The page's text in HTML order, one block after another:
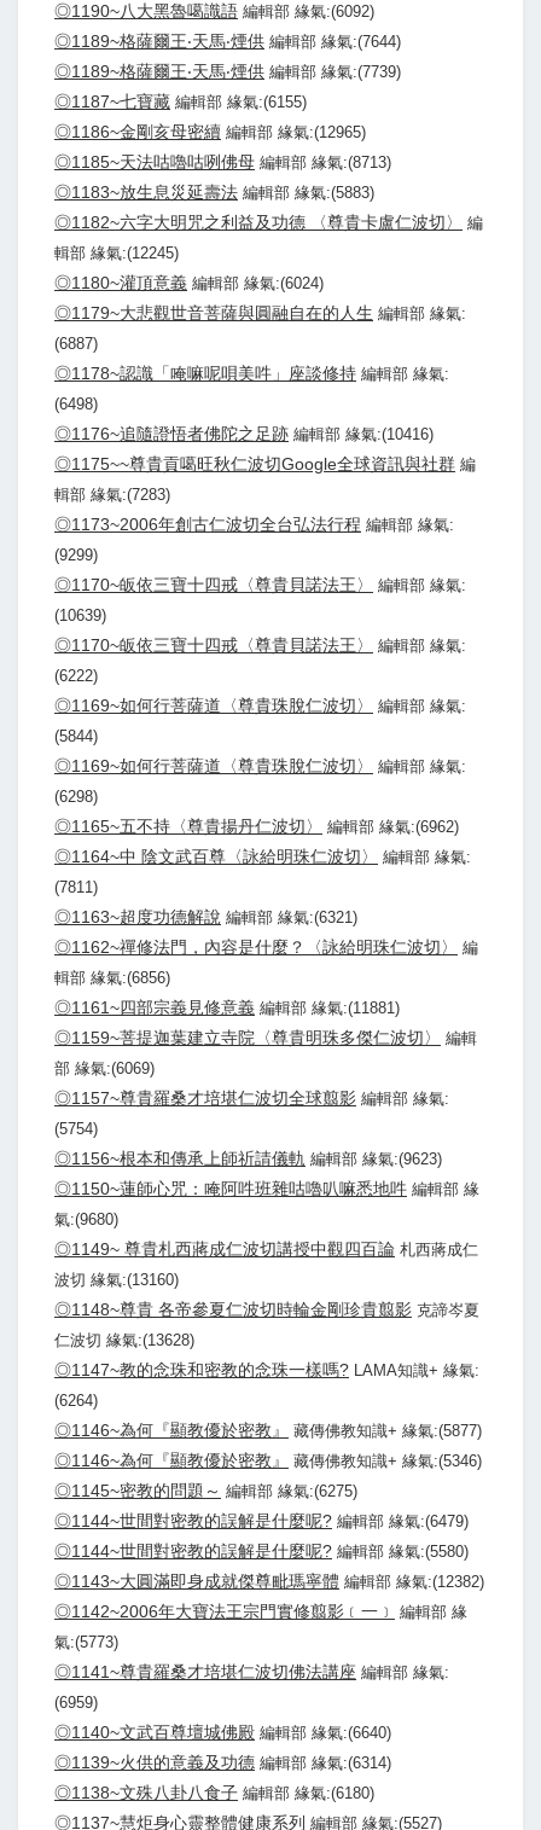
◎1190~八大黑魯噶識語 編輯部 緣氣:(6092)
◎1189~格薩爾王‧天馬‧煙供 編輯部 緣氣:(7644)
◎1189~格薩爾王‧天馬‧煙供 編輯部 緣氣:(7739)
◎1187~七寶藏 編輯部 緣氣:(6155)
◎1186~金剛亥母密續 編輯部 緣氣:(12965)
◎1185~天法咕嚕咕咧佛母 編輯部 緣氣:(8713)
◎1183~放生息災延壽法 編輯部 緣氣:(5883)
◎1182~六字大明咒之利益及功德 〈尊貴卡盧仁波切〉
編
輯部 緣氣:(12245)
◎1180~灌頂意義 編輯部 緣氣:(6024)
◎1179~大悲觀世音菩薩與圓融自在的人生 編輯部 緣氣:
(6887)
◎1178~認識「唵嘛呢唄美吽」座談修持 編輯部 緣氣:
(6498)
◎1176~追隨證悟者佛陀之足跡 編輯部 緣氣:(10416)
◎1175~~尊貴貢噶旺秋仁波切Google全球資訊與社群 編
輯部 緣氣:(7283)
◎1173~2006年創古仁波切全台弘法行程 編輯部 緣氣:
(9299)
◎1170~皈依三寶十四戒〈尊貴貝諾法王〉
編輯部 緣氣:
(10639)
◎1170~皈依三寶十四戒〈尊貴貝諾法王〉
編輯部 緣氣:
(6222)
◎1169~如何行菩薩道〈尊貴珠脫仁波切〉
編輯部 緣氣:
(5844)
◎1169~如何行菩薩道〈尊貴珠脫仁波切〉
編輯部 緣氣:
(6298)
◎1165~五不持〈尊貴揚丹仁波切〉 編輯部 緣氣:(6962)
◎1164~中 陰文武百尊〈詠給明珠仁波切〉
編輯部 緣氣:
(7811)
◎1163~超度功德解說 編輯部 緣氣:(6321)
◎1162~禪修法門，內容是什麼？〈詠給明珠仁波切〉
編
輯部 緣氣:(6856)
◎1161~四部宗義見修意義 編輯部 緣氣:(11881)
◎1159~菩提迦葉建立寺院〈尊貴明珠多傑仁波切〉
編輯
部 緣氣:(6069)
◎1157~尊貴羅桑才培堪仁波切全球翦影 編輯部 緣氣:
(5754)
◎1156~根本和傳承上師祈請儀軌 編輯部 緣氣:(9623)
◎1150~蓮師心咒：唵阿吽班雜咕嚕叭嘛悉地吽 編輯部 緣
氣:(9680)
◎1149~ 尊貴札西蔣成仁波切講授中觀四百論 札西蔣成仁
波切 緣氣:(13160)
◎1148~尊貴 各帝參夏仁波切時輪金剛珍貴翦影 克諦岑夏
仁波切 緣氣:(13628)
◎1147~教的念珠和密教的念珠一樣嗎? LAMA知識+ 緣氣:
(6264)
◎1146~為何『顯教優於密教』 藏傳佛教知識+ 緣氣:(5877)
◎1146~為何『顯教優於密教』 藏傳佛教知識+ 緣氣:(5346)
◎1145~密教的問題～ 編輯部 緣氣:(6275)
◎1144~世間對密教的誤解是什麼呢? 編輯部 緣氣:(6479)
◎1144~世間對密教的誤解是什麼呢? 編輯部 緣氣:(5580)
◎1143~大圓滿即身成就傑尊毗瑪寧體 編輯部 緣氣:(12382)
◎1142~2006年大寶法王宗門實修翦影﹝一﹞
編輯部 緣
氣:(5773)
◎1141~尊貴羅桑才培堪仁波切佛法講座 編輯部 緣氣:
(6959)
◎1140~文武百尊壇城佛殿 編輯部 緣氣:(6640)
◎1139~火供的意義及功德 編輯部 緣氣:(6314)
◎1138~文殊八卦八食子 編輯部 緣氣:(6180)
◎1137~慧炬身心靈整體健康系列 編輯部 緣氣:(5527)